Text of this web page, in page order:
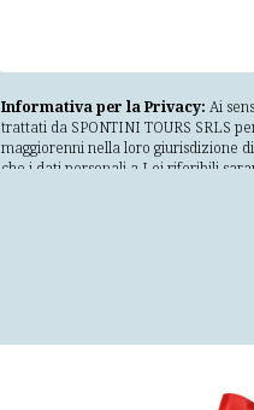
Informativa per la Privacy: Ai
trattati da SPONTINI TOURS SRLS
maggiorenni nella loro giurisdizione
che i dati personali a Lei riferibili
lecito, corretto e trasparente nei
conservati in una forma che
trattati in maniera da garantire
non autorizzati o illeciti e dalla
diffusione e saranno conservati